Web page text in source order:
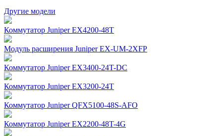
Другие модели
Коммутатор Juniper EX4200-48T
Модуль расширения Juniper EX-UM-2XFP
Коммутатор Juniper EX3400-24T-DC
Коммутатор Juniper EX3200-24T
Коммутатор Juniper QFX5100-48S-AFO
Коммутатор Juniper EX2200-48T-4G